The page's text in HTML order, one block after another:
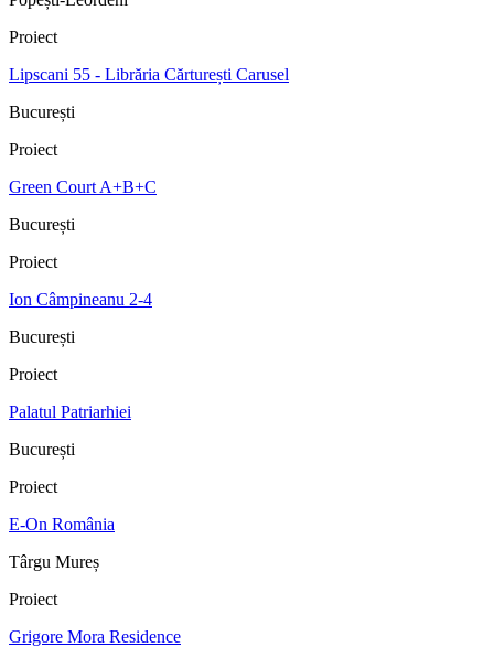
Proiect
Lipscani 55 - Librăria Cărturești Carusel
București
Proiect
Green Court A+B+C
București
Proiect
Ion Câmpineanu 2-4
București
Proiect
Palatul Patriarhiei
București
Proiect
E-On România
Târgu Mureș
Proiect
Grigore Mora Residence